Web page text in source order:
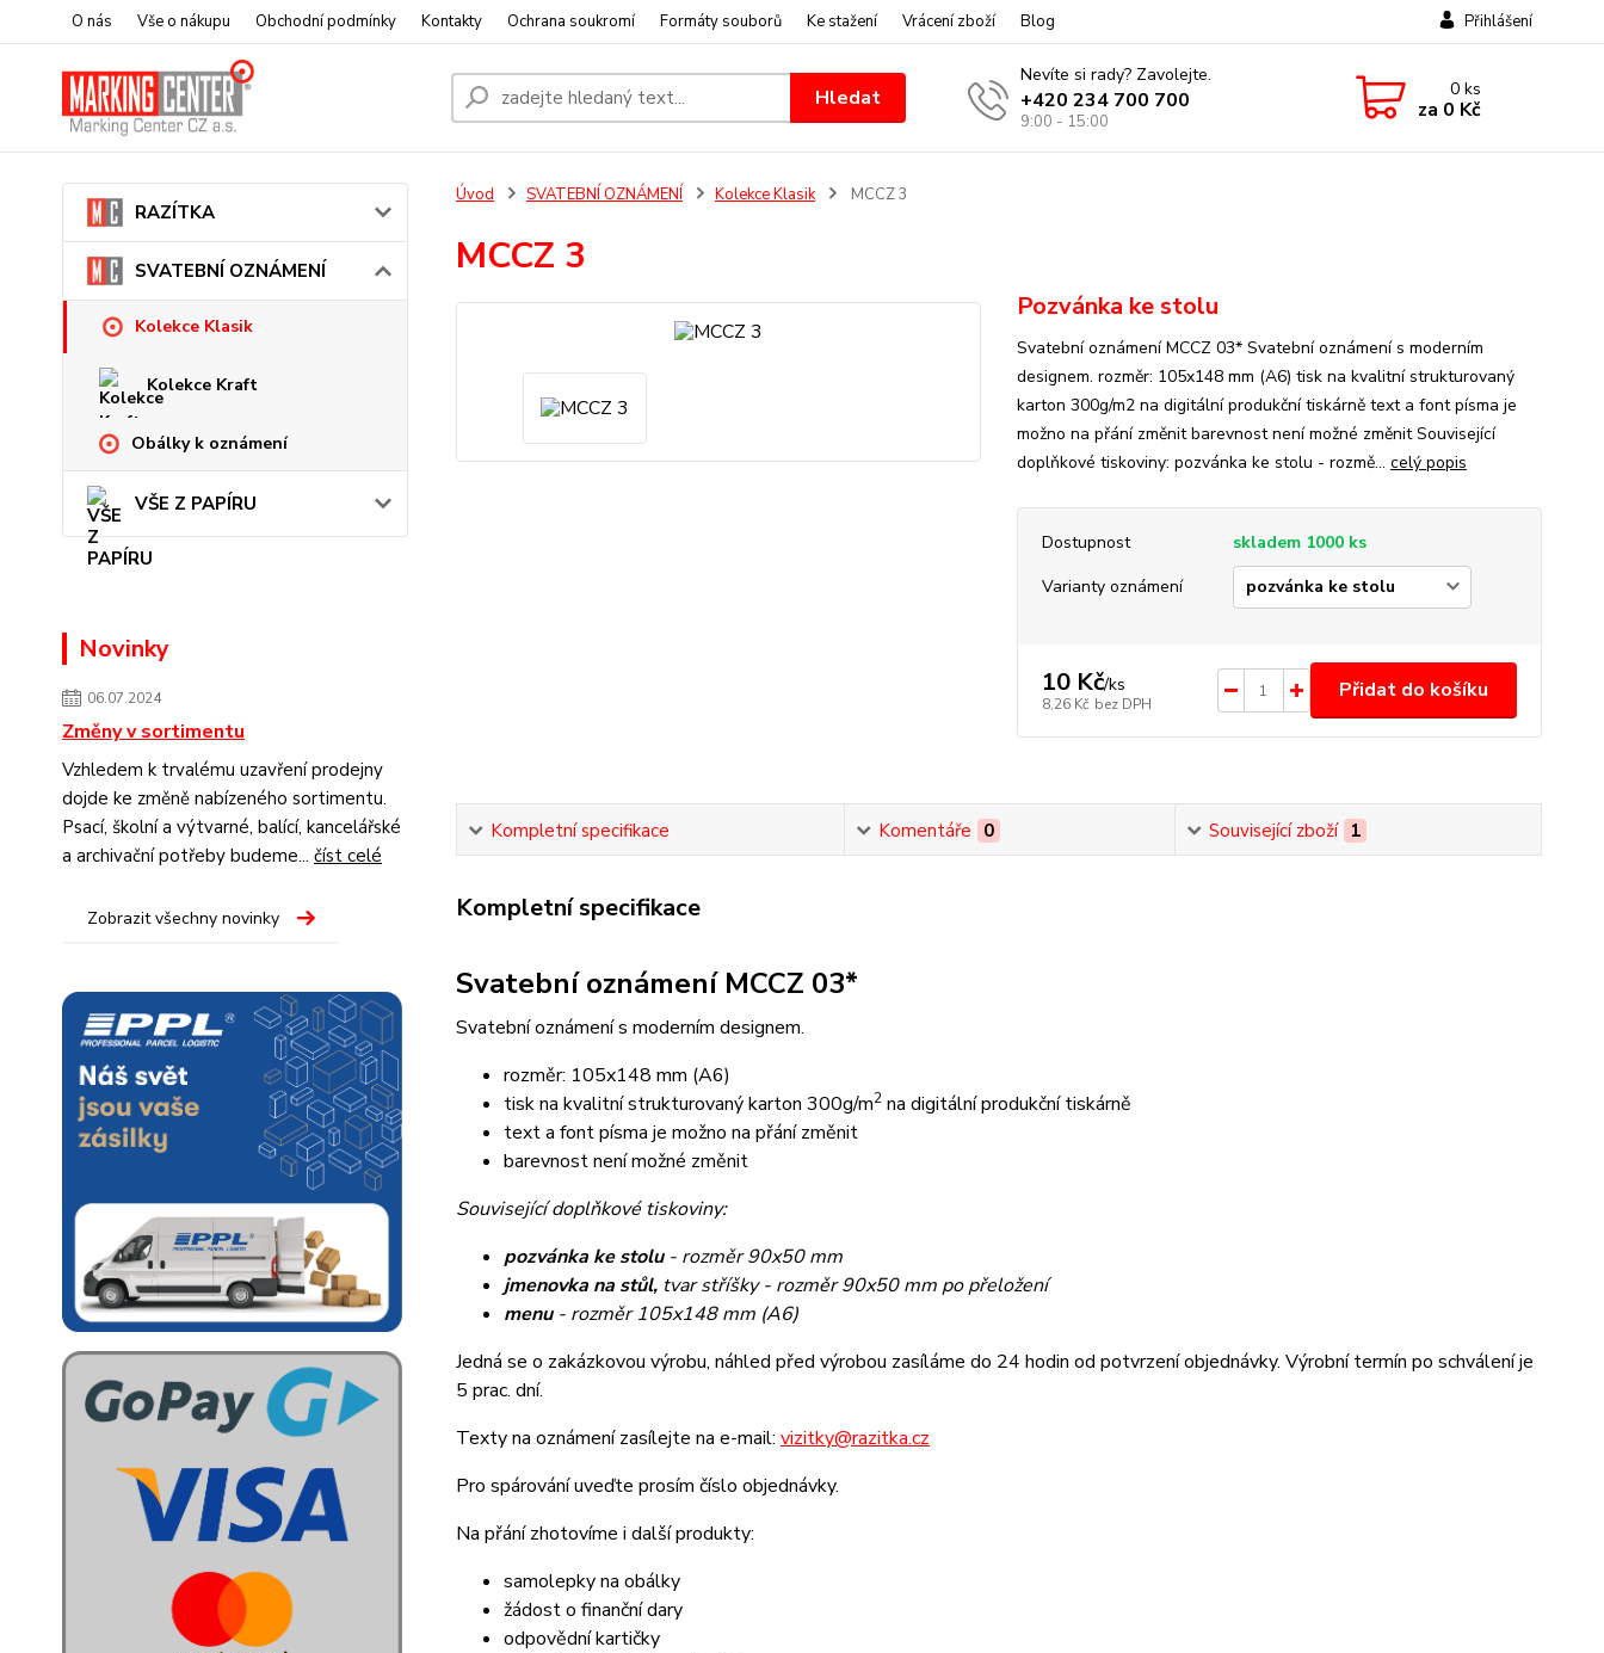
O nás Vše o nákupu Obchodní podmínky Kontakty Ochrana soukromí Formáty souborů Ke stažení Vrácení zboží Blog Přihlášení
Hledat
Nevíte si rady? Zavolejte.
+420 234 700 700
9:00 - 15:00
0ks
za 0 Kč
RAZÍTKA
SVATEBNÍ OZNÁMENÍ
Kolekce Klasik
Kolekce Kraft
Obálky k oznámení
VŠE Z PAPÍRU
Novinky
06.07.2024
Změny v sortimentu
Vzhledem k trvalému uzavření prodejny
dojde ke změně nabízeného sortimentu.
Psací, školní a výtvarné, balící, kancelářské
a archivační potřeby budeme... číst celé
Zobrazit všechny novinky
Úvod SVATEBNÍ OZNÁMENÍ Kolekce Klasik MCCZ 3
MCCZ 3
Pozvánka ke stolu
Svatební oznámení MCCZ 03* Svatební oznámení s moderním
designem. rozměr: 105x148 mm (A6) tisk na kvalitní strukturovaný
karton 300g/m2 na digitální produkční tiskárně text a font písma je
možno na přání změnit barevnost není možné změnit Související
doplňkové tiskoviny: pozvánka ke stolu - rozmě... celý popis
Dostupnost
skladem 1000 ks
Varianty oznámení
10 Kč/ks
8,26 Kč bez DPH
Přidat do košíku
Kompletní specifikace Komentáře 0 Související zboží 1
Kompletní specifikace
Svatební oznámení MCCZ 03*
Svatební oznámení s moderním designem.
rozměr: 105x148 mm (A6)
tisk na kvalitní strukturovaný karton 300g/m2na digitální produkční tiskárně
text a font písma je možno na přání změnit
barevnost není možné změnit
Související doplňkové tiskoviny:
pozvánka ke stolu- rozměr 90x50 mm
jmenovka na stůl,tvar stříšky - rozměr 90x50 mm po přeložení
menu- rozměr 105x148 mm (A6)
Jedná se o zakázkovou výrobu, náhled před výrobou zasíláme do 24 hodin od potvrzení objednávky. Výrobní termín po schválení je
5 prac. dní.
Texty na oznámení zasílejte na e-mail: vizitky@razitka.cz
Pro spárování uveďte prosím číslo objednávky.
Na přání zhotovíme i další produkty:
samolepky na obálky
žádost o finanční dary
odpovědní kartičky